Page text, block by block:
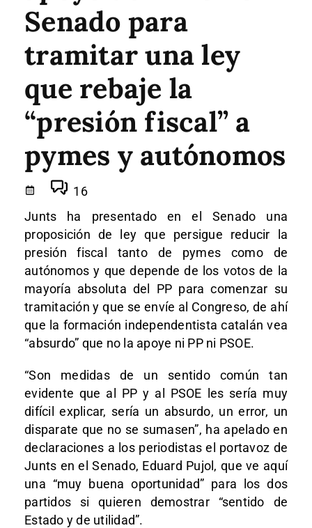
Senado para
tramitar una ley
que rebaje la
“presión fiscal” a
pymes y autónomos
16
Junts ha presentado en el Senado una
proposición de ley que persigue reducir la
presión fiscal tanto de pymes como de
autónomos y que depende de los votos de la
mayoría absoluta del PP para comenzar su
tramitación y que se envíe al Congreso, de ahí
que la formación independentista catalán vea
“absurdo” que no la apoye ni PP ni PSOE.
“Son medidas de un sentido común tan
evidente que al PP y al PSOE les sería muy
difícil explicar, sería un absurdo, un error, un
disparate que no se sumasen”, ha apelado en
declaraciones a los periodistas el portavoz de
Junts en el Senado, Eduard Pujol, que ve aquí
una “muy buena oportunidad” para los dos
partidos si quieren demostrar “sentido de
Estado y de utilidad”.